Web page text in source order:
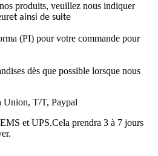
produits, veuillez nous indiquer
et ainsi de suite
(PI) pour votre commande pour
dès que possible lorsque nous
Union, T/T, Paypal
et UPS.Cela prendra 3 à 7 jours